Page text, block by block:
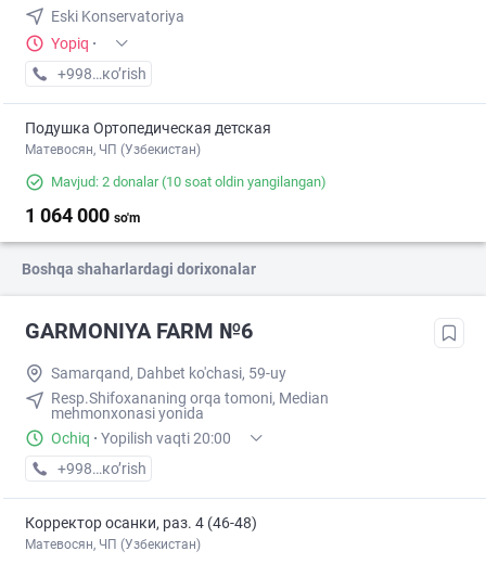
Eski Konservatoriya
Yopiq ·
+998 (71) XXX-XX-XX
кo’rish
Подушка Ортопедическая детская
Матевосян, ЧП (Узбекистан)
Mavjud: 2 donalar(10 soat oldin yangilangan)
1 064 000 so'm
Boshqa shaharlardagi dorixonalar
GARMONIYA FARM №6
Samarqand, Dahbet ko'chasi, 59-uy
Resp.Shifoxananing orqa tomoni, Median
mehmonxonasi yonida
Ochiq · Yopilish vaqti 20:00
+998 (95) XXX-XX-XX
кo’rish
Корректор осанки, раз. 4 (46-48)
Матевосян, ЧП (Узбекистан)